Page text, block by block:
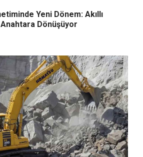
Yeni Dönem: Akıllı
Dönüşüyor